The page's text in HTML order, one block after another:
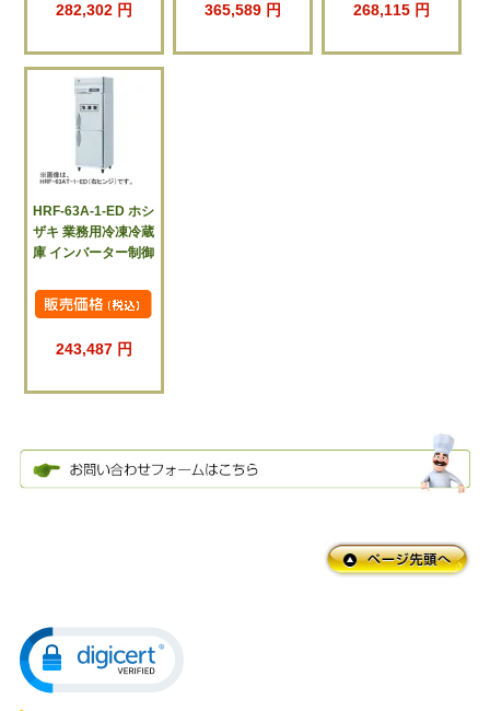
282,302 円 365,589 円 268,115 円
HRF-63A-1-ED ホシ
ザキ 業務用冷凍冷蔵
庫 インバーター制御
243,487 円